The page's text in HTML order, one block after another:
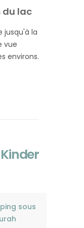
du lac
jusqu'à la
vue
environs.